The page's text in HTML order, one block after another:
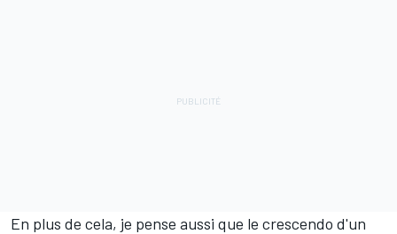
En plus de cela, je pense aussi que le crescendo d'un